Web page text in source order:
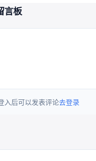
言板
入后可以发表评论去登录